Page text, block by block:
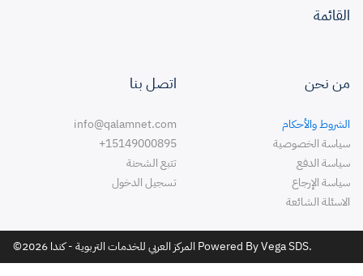
من نحن
الشروط والأحكام
سياسة الخصوصية
سياسة الدفع
سياسة الإرجاع
الاسئلة الشائعة
القائمة
اتصل بنا
info@qalamnet.com
+15149000895
تتبع الشحنة
تسجيل الدخول
©2026 المركز العربي للخدمات التربوية - كندا Powered By Vega SDS.